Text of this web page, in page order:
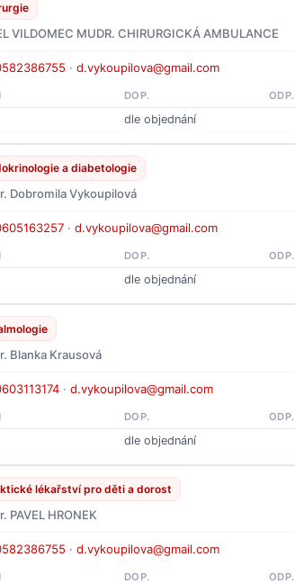
VILDOMEC MUDR. CHIRURGICKÁ AMBULANCE
· d.vykoupilova@gmail.com
DOP. ODP.
dle objednání
a diabetologie
Dobromila Vykoupilová
· d.vykoupilova@gmail.com
DOP. ODP.
dle objednání
Blanka Krausová
· d.vykoupilova@gmail.com
DOP. ODP.
dle objednání
lékařství pro děti a dorost
PAVEL HRONEK
· d.vykoupilova@gmail.com
DOP. ODP.